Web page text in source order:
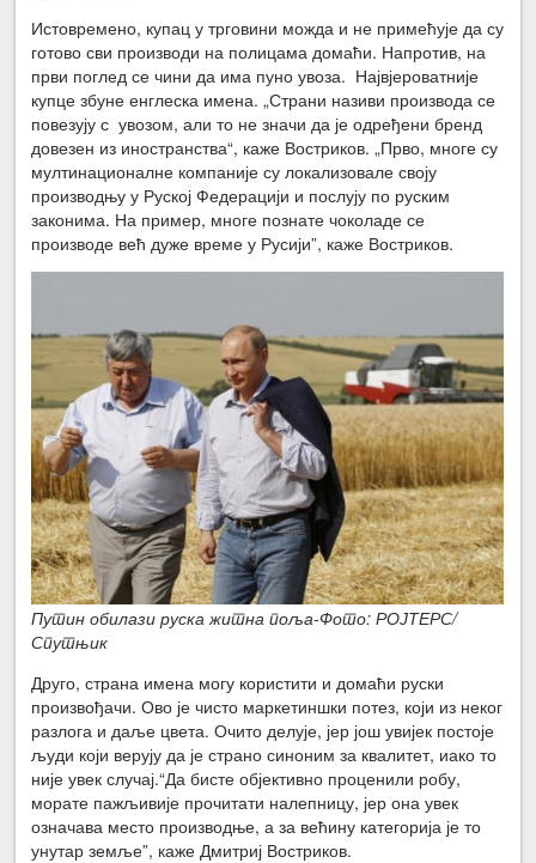
Истовремено, купац у трговини можда и не примећује да су
готово сви производи на полицама домаћи. Напротив, на
први поглед се чини да има пуно увоза. Највјероватније
купце збуне енглеска имена. „Страни називи производа се
повезују с увозом, али то не значи да је одређени бренд
довезен из иностранства“, каже Востриков. „Прво, многе су
мултинационалне компаније су локализовале своју
производњу у Руској Федерацији и послују по руским
законима. На пример, многе познате чоколаде се
производе већ дуже време у Русији”, каже Востриков.
Путин обилази руска житна поља-Фото: РОЈТЕРС/
Спутњик
Друго, страна имена могу користити и домаћи руски
произвођачи. Ово је чисто маркетиншки потез, који из неког
разлога и даље цвета. Очито делује, јер још увијек постоје
људи који верују да је страно синоним за квалитет, иако то
није увек случај.“Да бисте објективно проценили робу,
морате пажљивије прочитати налепницу, јер она увек
означава место производње, а за већину категорија је то
унутар земље”, каже Дмитриј Востриков.